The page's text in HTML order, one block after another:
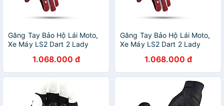
Găng Tay Bảo Hộ Lái Moto,
Xe Máy LS2 Dart 2 Lady
1.068.000 đ
Găng Tay Bảo Hộ Lái Moto,
Xe Máy LS2 Dart 2 Lady
1.068.000 đ